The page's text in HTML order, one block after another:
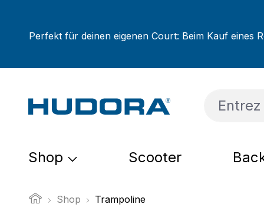
Perfekt für deinen eigenen Court: Beim Kauf eines
Shop Scooter
Shop Trampoline